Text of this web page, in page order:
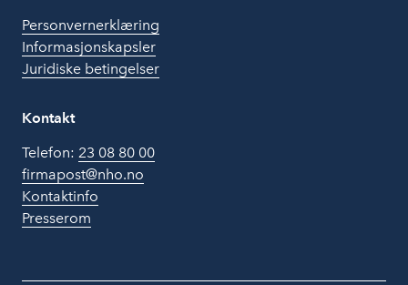
Personvernerklæring
Informasjonskapsler
Juridiske betingelser
Kontakt
Telefon: 23 08 80 00
firmapost@nho.no
Kontaktinfo
Presserom